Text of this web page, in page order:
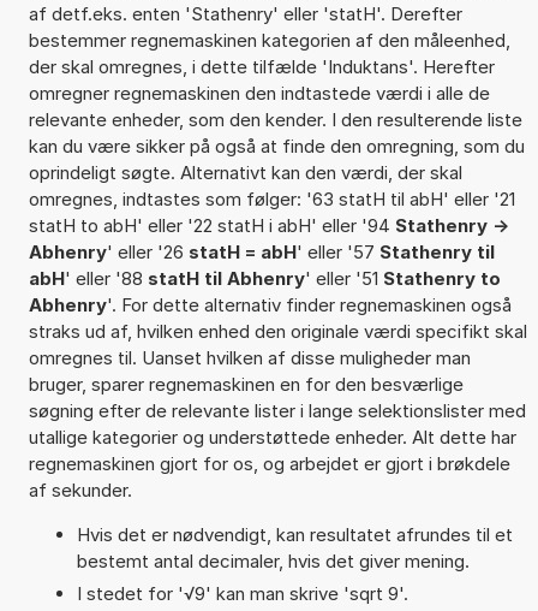
af detf.eks. enten 'Stathenry' eller 'statH'. Derefter
bestemmer regnemaskinen kategorien af den måleenhed,
der skal omregnes, i dette tilfælde 'Induktans'. Herefter
omregner regnemaskinen den indtastede værdi i alle de
relevante enheder, som den kender. I den resulterende liste
kan du være sikker på også at finde den omregning, som du
oprindeligt søgte. Alternativt kan den værdi, der skal
omregnes, indtastes som følger: '63 statH til abH' eller '21
statH to abH' eller '22 statH i abH' eller '94 Stathenry ->
Abhenry' eller '26 statH = abH' eller '57 Stathenry til
abH' eller '88 statH til Abhenry' eller '51 Stathenry to
Abhenry'. For dette alternativ finder regnemaskinen også
straks ud af, hvilken enhed den originale værdi specifikt skal
omregnes til. Uanset hvilken af disse muligheder man
bruger, sparer regnemaskinen en for den besværlige
søgning efter de relevante lister i lange selektionslister med
utallige kategorier og understøttede enheder. Alt dette har
regnemaskinen gjort for os, og arbejdet er gjort i brøkdele
af sekunder.
Hvis det er nødvendigt, kan resultatet afrundes til et
bestemt antal decimaler, hvis det giver mening.
I stedet for '√9' kan man skrive 'sqrt 9'.